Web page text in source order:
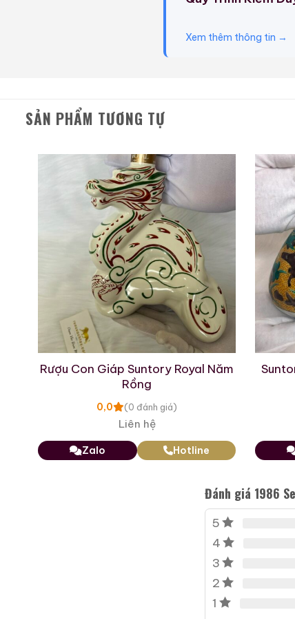
Một loại whisky
Hậu vị: Hậu vị có độ
Một loại rượu cổ điển
Giới Thiệu Một
Tam Dương
500ml / 40%
(0 đánh giá)
3.450.000
Zalo
Xem thêm thông tin →
SẢN PHẨM TƯƠNG TỰ
Rượu Con Giáp Suntory Royal Năm
Rồng
0,0 (0 đánh giá)
Liên hệ
Zalo Hotline
Đánh giá 1986
5
4
3
2
1